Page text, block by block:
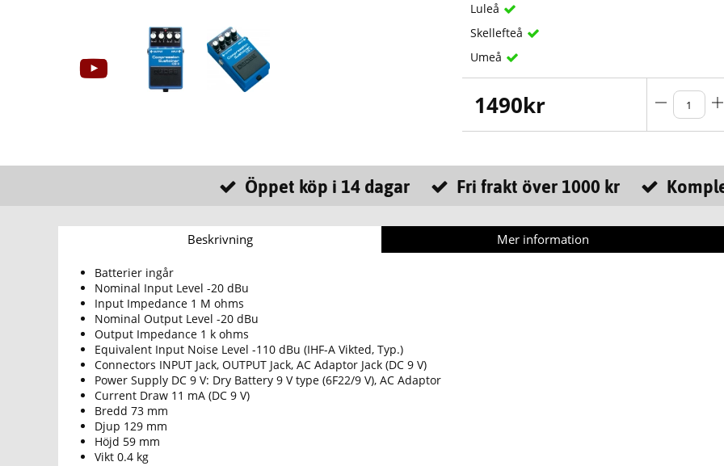
Luleå
Skellefteå
Umeå
1490kr
Öppet köp i 14 dagar Fri frakt över 1000 kr
Beskrivning Mer information
Batterier ingår
Nominal Input Level -20 dBu
Input Impedance 1 M ohms
Nominal Output Level -20 dBu
Output Impedance 1 k ohms
Equivalent Input Noise Level -110 dBu (IHF-A Vikted, Typ.)
Connectors INPUT Jack, OUTPUT Jack, AC Adaptor Jack (DC 9 V)
Power Supply DC 9 V: Dry Battery 9 V type (6F22/9 V), AC Adaptor
Current Draw 11 mA (DC 9 V)
Bredd 73 mm
Djup 129 mm
Höjd 59 mm
Vikt 0.4 kg